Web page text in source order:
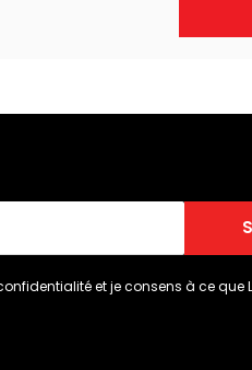
et je consens à ce que